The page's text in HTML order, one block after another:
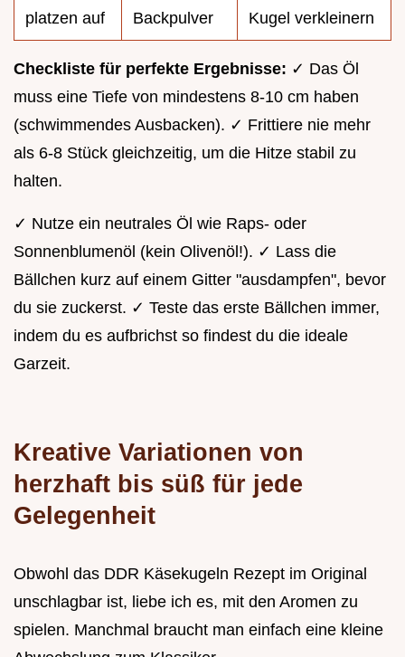
platzen auf
Backpulver
Kugel verkleinern
Checkliste für perfekte Ergebnisse: ✓ Das Öl
muss eine Tiefe von mindestens 8-10 cm haben
(schwimmendes Ausbacken). ✓ Frittiere nie mehr
als 6-8 Stück gleichzeitig, um die Hitze stabil zu
halten.
✓ Nutze ein neutrales Öl wie Raps- oder
Sonnenblumenöl (kein Olivenöl!). ✓ Lass die
Bällchen kurz auf einem Gitter "ausdampfen", bevor
du sie zuckerst. ✓ Teste das erste Bällchen immer,
indem du es aufbrichst so findest du die ideale
Garzeit.
Kreative Variationen von
herzhaft bis süß für jede
Gelegenheit
Obwohl das DDR Käsekugeln Rezept im Original
unschlagbar ist, liebe ich es, mit den Aromen zu
spielen. Manchmal braucht man einfach eine kleine